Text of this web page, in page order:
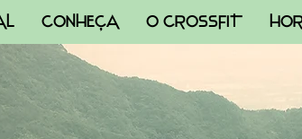
CONHEÇA O CROSSFIT